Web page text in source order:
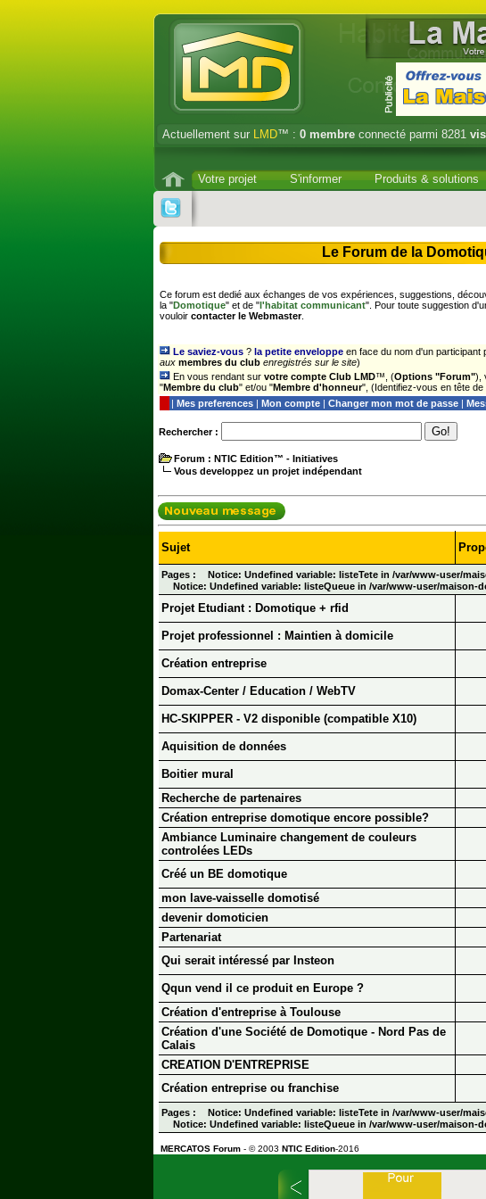
Actuellement sur LMD™ : 0 membre connecté parmi 8281
Votre projet S'informer Produits & solutions
Le Forum de la
Ce forum est dedié aux échanges de vos expériences, suggestions,
la "Domotique" et de "l'habitat communicant". Pour toute suggestion
vouloir contacter le Webmaster.
Le saviez-vous ? la petite enveloppe en face du nom d'un participant
aux membres du club enregistrés sur le site)
En vous rendant sur votre compte Club LMD™, (Options "Forum"),
"Membre du club" et/ou "Membre d'honneur", (Identifiez-vous en tête
| Mes preferences | Mon compte | Changer mon mot de passe |
Rechercher :
Forum : NTIC Edition™ - Initiatives
Vous developpez un projet indépendant
Sujet
Pages : Notice: Undefined variable: listeTete in /var/www-user/
Notice: Undefined variable: listeQueue in /var/www-user/
Projet Etudiant : Domotique + rfid
Projet professionnel : Maintien à domicile
Création entreprise
Domax-Center / Education / WebTV
HC-SKIPPER - V2 disponible (compatible X10)
Aquisition de données
Boitier mural
Recherche de partenaires
Création entreprise domotique encore possible?
Ambiance Luminaire changement de couleurs
controlées LEDs
Créé un BE domotique
mon lave-vaisselle domotisé
devenir domoticien
Partenariat
Qui serait intéressé par Insteon
Qqun vend il ce produit en Europe ?
Création d'entreprise à Toulouse
Création d'une Société de Domotique - Nord Pas de
Calais
CREATION D'ENTREPRISE
Création entreprise ou franchise
Pages :
Notice: Undefined variable: listeTete in /var/www-user/
Notice: Undefined variable: listeQueue in /var/www-user/
MERCATOS Forum - © 2003 NTIC Edition-2016